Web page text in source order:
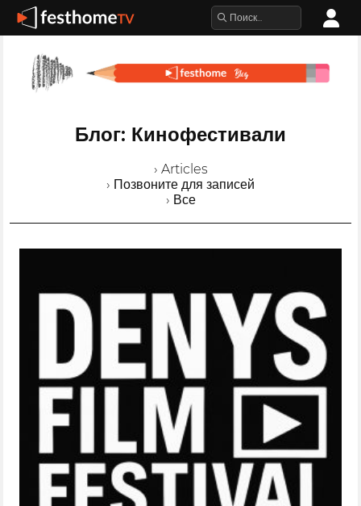
Блог: Кинофестивали
› Articles
› Позвоните для записей
› Все